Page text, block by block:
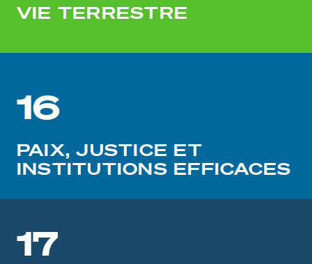
VIE TERRESTRE
16
PAIX, JUSTICE ET
INSTITUTIONS EFFICACES
17